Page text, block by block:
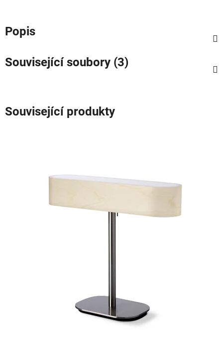
Popis
Související soubory (3)
Související produkty